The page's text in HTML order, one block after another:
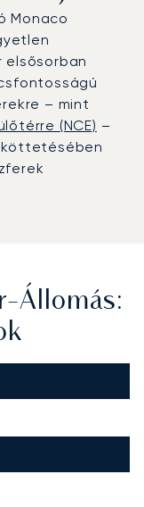
Monaco
elsősorban
– mint
(NCE) –
Állomás: